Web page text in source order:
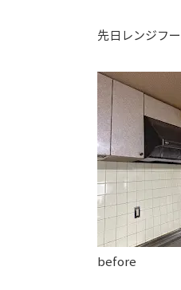
先日レンジフ
before